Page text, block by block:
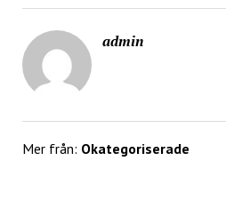
admin
Mer från: Okategoriserade